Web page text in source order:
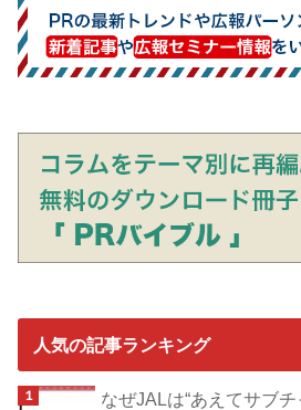
人気の記事ランキング
なぜJALは“あえてサブ